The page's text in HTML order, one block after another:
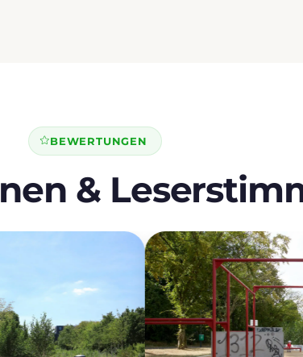
BEWERTUNGEN
&